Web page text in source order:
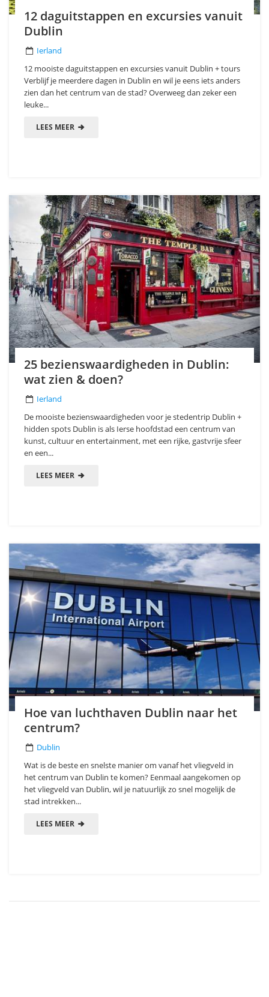
12 daguitstappen en excursies vanuit
Dublin
Ierland
12 mooiste daguitstappen en excursies vanuit Dublin + tours
Verblijf je meerdere dagen in Dublin en wil je eens iets anders
zien dan het centrum van de stad? Overweeg dan zeker een
leuke...
LEES MEER
25 bezienswaardigheden in Dublin:
wat zien & doen?
Ierland
De mooiste bezienswaardigheden voor je stedentrip Dublin +
hidden spots Dublin is als Ierse hoofdstad een centrum van
kunst, cultuur en entertainment, met een rijke, gastvrije sfeer
en een...
LEES MEER
Hoe van luchthaven Dublin naar het
centrum?
Dublin
Wat is de beste en snelste manier om vanaf het vliegveld in
het centrum van Dublin te komen? Eenmaal aangekomen op
het vliegveld van Dublin, wil je natuurlijk zo snel mogelijk de
stad intrekken...
LEES MEER